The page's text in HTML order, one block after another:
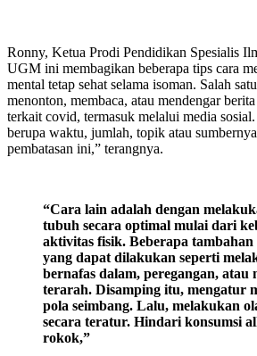
Ronny, Ketua Prodi Pendidikan Spesialis
UGM ini membagikan beberapa tips cara
mental tetap sehat selama isoman. Salah
menonton, membaca, atau mendengar
terkait covid, termasuk melalui media sosial.
berupa waktu, jumlah, topik atau
pembatasan ini,” terangnya.
“Cara lain adalah dengan
tubuh secara optimal mulai dari
aktivitas fisik. Beberapa
yang dapat dilakukan seperti
bernafas dalam, peregangan, atau
terarah. Disamping itu, mengatur
pola seimbang. Lalu, melakukan
secara teratur. Hindari konsumsi
rokok,”